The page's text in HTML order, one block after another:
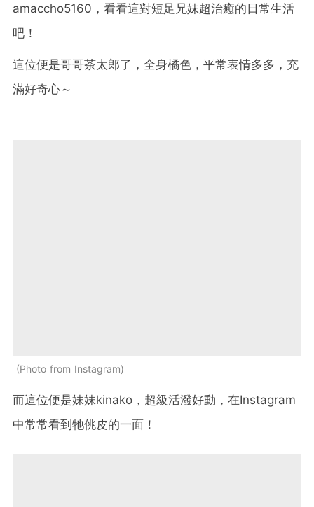
amaccho5160，看看這對短足兄妹超治癒的日常生活
吧！
這位便是哥哥茶太郎了，全身橘色，平常表情多多，充
滿好奇心～
Photo from Instagram
而這位便是妹妹kinako，超級活潑好動，在Instagram
中常常看到牠佻皮的一面！